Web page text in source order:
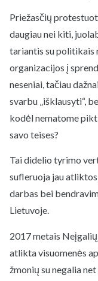
Priežasčių
daugiau nei kiti,
tariantis su politikais
organizacijos į
neseniai, tačiau
svarbu „išklausyti“,
kodėl nematome
savo teises?
Tai didelio tyrimo
sufleruoja jau
darbas bei
Lietuvoje.
2017 metais
atlikta visuomenės
žmonių su negalia